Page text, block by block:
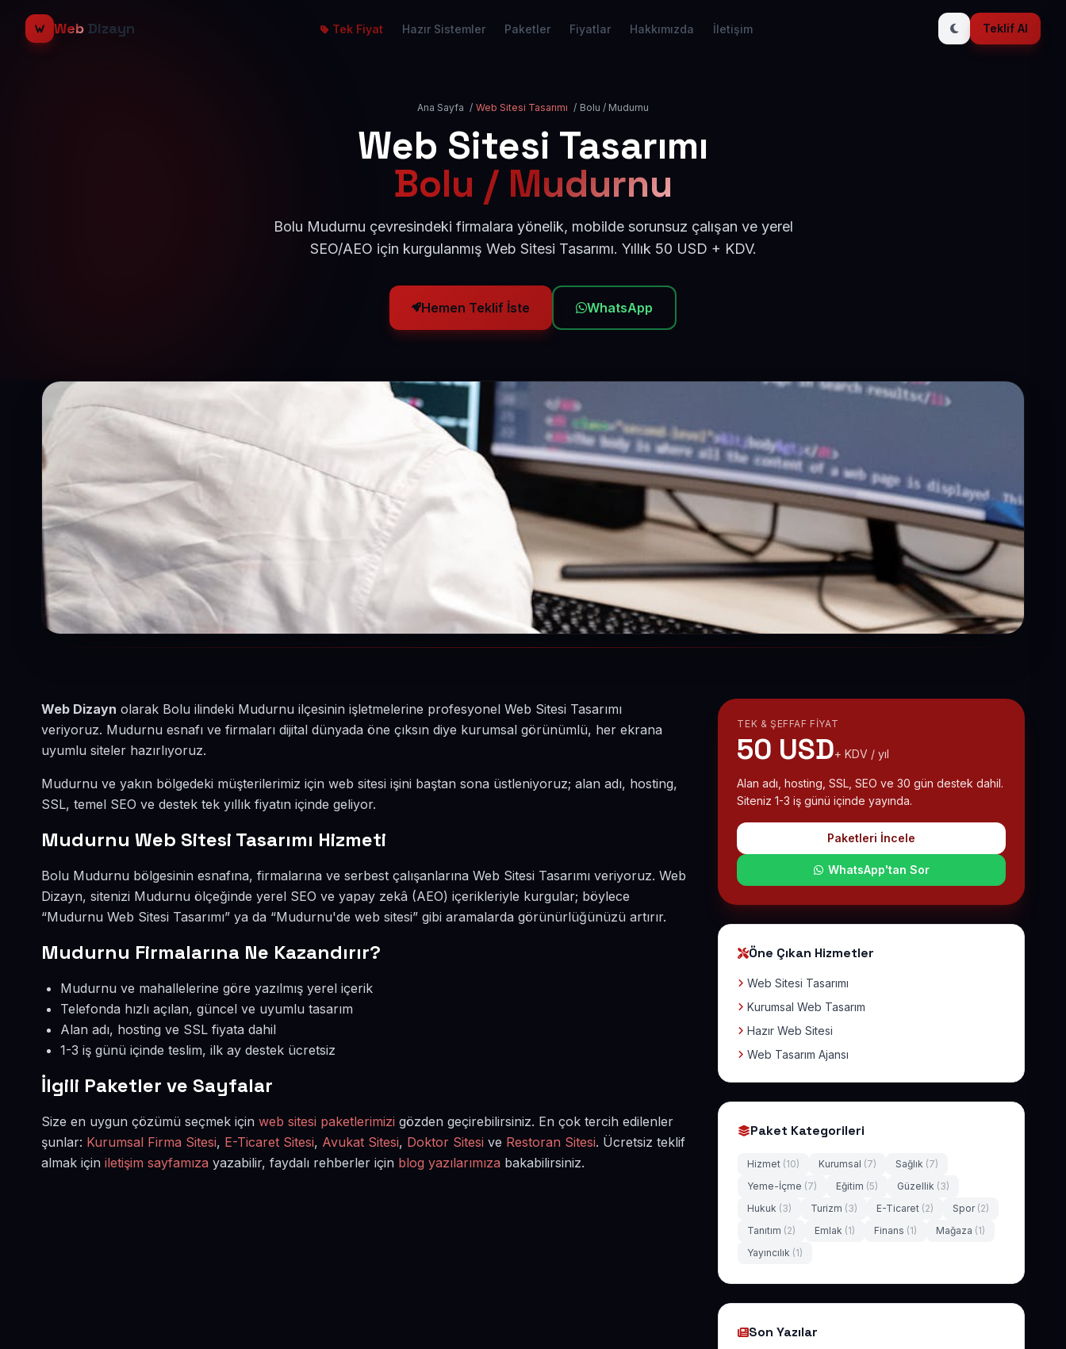
Web Dizayn Tek Fiyat Hazır Sistemler Paketler Fiyatlar Hakkımızda İletişim Teklif Al
Ana Sayfa / Web Sitesi Tasarımı / Bolu / Mudurnu
Web Sitesi Tasarımı
Bolu / Mudurnu
Bolu Mudurnu çevresindeki firmalara yönelik, mobilde sorunsuz çalışan ve yerel
SEO/AEO için kurgulanmış Web Sitesi Tasarımı. Yıllık 50 USD + KDV.
Hemen Teklif İste WhatsApp
Web Dizayn olarak Bolu ilindeki Mudurnu ilçesinin işletmelerine profesyonel Web Sitesi Tasarımı
veriyoruz. Mudurnu esnafı ve firmaları dijital dünyada öne çıksın diye kurumsal görünümlü, her ekrana
uyumlu siteler hazırlıyoruz.
Mudurnu ve yakın bölgedeki müşterilerimiz için web sitesi işini baştan sona üstleniyoruz; alan adı, hosting,
SSL, temel SEO ve destek tek yıllık fiyatın içinde geliyor.
Mudurnu Web Sitesi Tasarımı Hizmeti
Bolu Mudurnu bölgesinin esnafına, firmalarına ve serbest çalışanlarına Web Sitesi Tasarımı veriyoruz. Web
Dizayn, sitenizi Mudurnu ölçeğinde yerel SEO ve yapay zekâ (AEO) içerikleriyle kurgular; böylece
“Mudurnu Web Sitesi Tasarımı” ya da “Mudurnu'de web sitesi” gibi aramalarda görünürlüğünüzü artırır.
Mudurnu Firmalarına Ne Kazandırır?
Mudurnu ve mahallelerine göre yazılmış yerel içerik
Telefonda hızlı açılan, güncel ve uyumlu tasarım
Alan adı, hosting ve SSL fiyata dahil
1-3 iş günü içinde teslim, ilk ay destek ücretsiz
İlgili Paketler ve Sayfalar
Size en uygun çözümü seçmek için web sitesi paketlerimizi gözden geçirebilirsiniz. En çok tercih edilenler
şunlar: Kurumsal Firma Sitesi, E-Ticaret Sitesi, Avukat Sitesi, Doktor Sitesi ve Restoran Sitesi. Ücretsiz teklif
almak için iletişim sayfamıza yazabilir, faydalı rehberler için blog yazılarımıza bakabilirsiniz.
TEK & ŞEFFAF FIYAT
50 USD+ KDV / yıl
Alan adı, hosting, SSL, SEO ve 30 gün destek dahil.
Siteniz 1-3 iş günü içinde yayında.
Paketleri İncele
WhatsApp'tan Sor
Öne Çıkan Hizmetler
Web Sitesi Tasarımı
Kurumsal Web Tasarım
Hazır Web Sitesi
Web Tasarım Ajansı
Paket Kategorileri
Hizmet (10) Kurumsal (7) Sağlık (7)
Yeme-İçme (7) Eğitim (5) Güzellik (3)
Hukuk (3) Turizm (3) E-Ticaret (2) Spor (2)
Tanıtım (2) Emlak (1) Finans (1) Mağaza (1)
Yayıncılık (1)
Son Yazılar